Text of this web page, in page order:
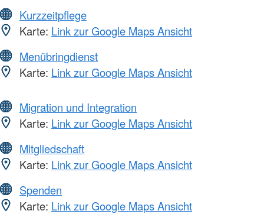
Kurzzeitpflege
Karte: Link zur Google Maps Ansicht
Menübringdienst
Karte: Link zur Google Maps Ansicht
Migration und Integration
Karte: Link zur Google Maps Ansicht
Mitgliedschaft
Karte: Link zur Google Maps Ansicht
Spenden
Karte: Link zur Google Maps Ansicht